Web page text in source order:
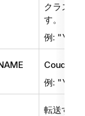
クラスタ
す。
例:
Coudera
例:
転送する